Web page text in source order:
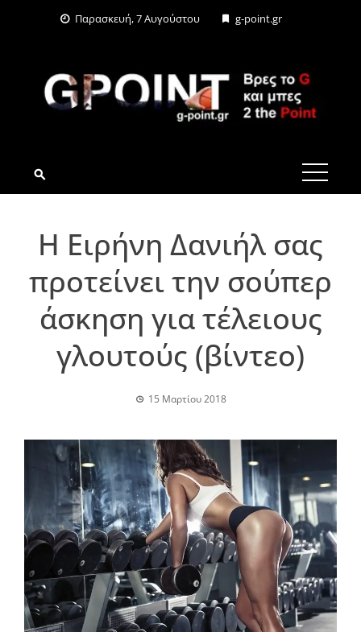
Παρασκευή, 7 Αυγούστου g-point.gr
G-POINT.GR
Η Ειρήνη Δανιήλ σας
προτείνει την σούπερ
άσκηση για τέλειους
γλουτούς (βίντεο)
15 Μαρτίου 2018